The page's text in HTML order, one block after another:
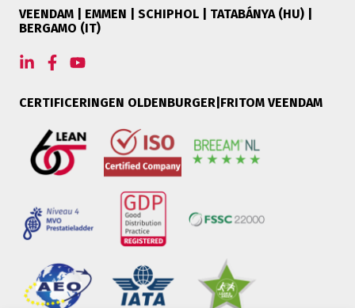
VEENDAM | EMMEN | SCHIPHOL | TATABÁNYA (HU) |
BERGAMO (IT)
CERTIFICERINGEN OLDENBURGER|FRITOM VEENDAM